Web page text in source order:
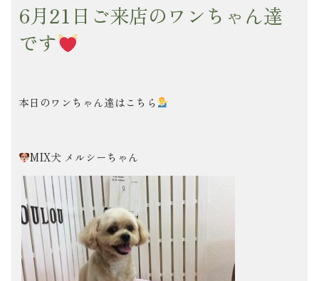
6月21日ご来店のワンちゃん達
です
本日のワンちゃん達はこちら
MIX犬 メルシーちゃん